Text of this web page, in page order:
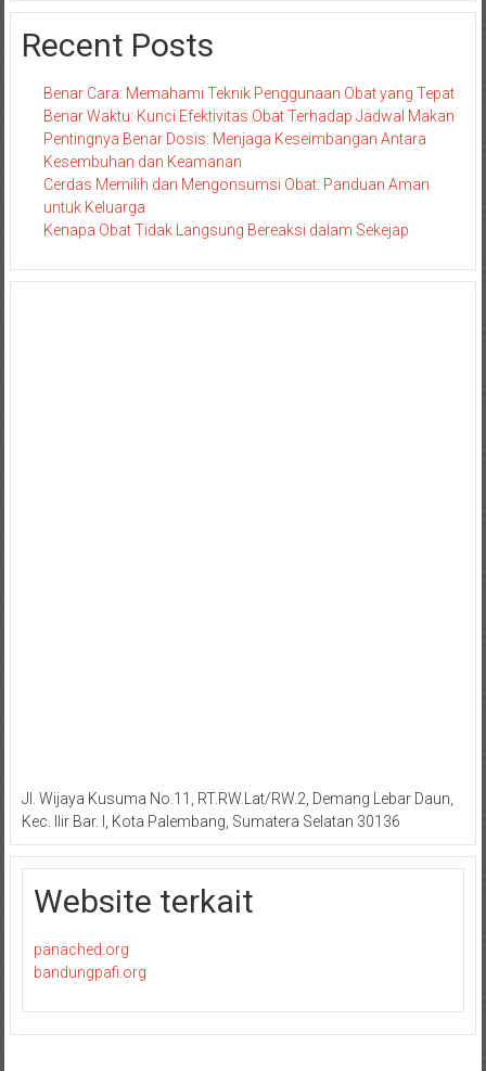
Recent Posts
Benar Cara: Memahami Teknik Penggunaan Obat yang Tepat
Benar Waktu: Kunci Efektivitas Obat Terhadap Jadwal Makan
Pentingnya Benar Dosis: Menjaga Keseimbangan Antara
Kesembuhan dan Keamanan
Cerdas Memilih dan Mengonsumsi Obat: Panduan Aman
untuk Keluarga
Kenapa Obat Tidak Langsung Bereaksi dalam Sekejap
Jl. Wijaya Kusuma No.11, RT.RW.Lat/RW.2, Demang Lebar Daun,
Kec. Ilir Bar. I, Kota Palembang, Sumatera Selatan 30136
Website terkait
panached.org
bandungpafi.org